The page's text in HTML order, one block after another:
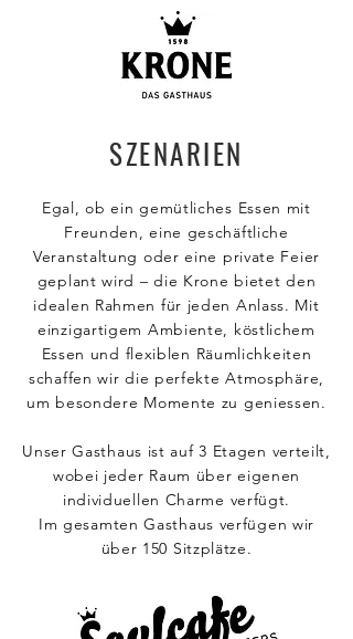
SZENARIEN
Egal, ob ein gemütliches Essen mit
Freunden, eine geschäftliche
Veranstaltung oder eine private Feier
geplant wird – die Krone bietet den
idealen Rahmen für jeden Anlass. Mit
einzigartigem Ambiente, köstlichem
Essen und flexiblen Räumlichkeiten
schaffen wir die perfekte Atmosphäre,
um besondere Momente zu geniessen.
Unser Gasthaus ist auf 3 Etagen verteilt,
wobei jeder Raum über eigenen
individuellen Charme verfügt.
Im gesamten Gasthaus verfügen wir
über 150 Sitzplätze.